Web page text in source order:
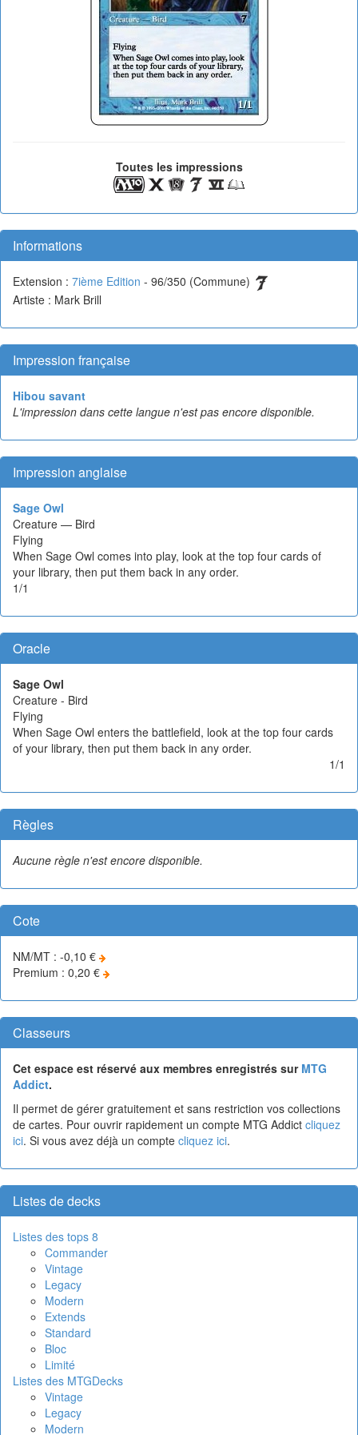
Toutes les impressions
Informations
Extension : 7ième Edition - 96/350 (Commune)
Artiste : Mark Brill
Impression française
Hibou savant
L'impression dans cette langue n'est pas encore disponible.
Impression anglaise
Sage Owl
Creature — Bird
Flying
When Sage Owl comes into play, look at the top four cards of
your library, then put them back in any order.
1/1
Oracle
Sage Owl
Creature - Bird
Flying
When Sage Owl enters the battlefield, look at the top four cards
of your library, then put them back in any order.
1/1
Règles
Aucune règle n'est encore disponible.
Cote
NM/MT : -0,10 €
Premium : 0,20 €
Classeurs
Cet espace est réservé aux membres enregistrés sur MTG
Addict.
Il permet de gérer gratuitement et sans restriction vos collections
de cartes. Pour ouvrir rapidement un compte MTG Addict cliquez
ici. Si vous avez déjà un compte cliquez ici.
Listes de decks
Listes des tops 8
Commander
Vintage
Legacy
Modern
Extends
Standard
Bloc
Limité
Listes des MTGDecks
Vintage
Legacy
Modern